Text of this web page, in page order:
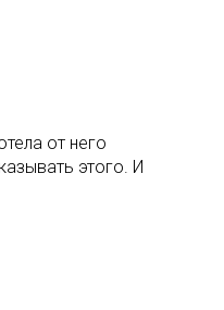
от него
этого. И